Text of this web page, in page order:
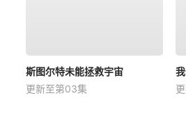
斯图尔特未能拯救宇宙
更新至第03集